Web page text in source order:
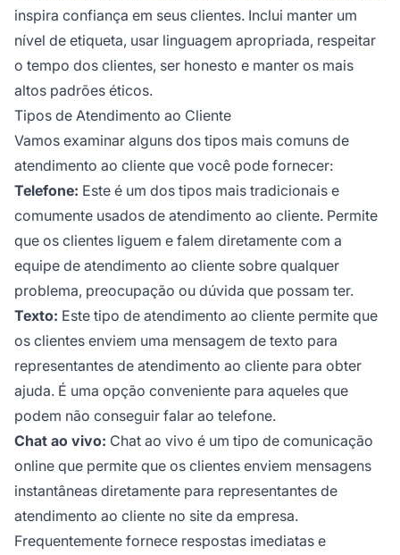
inspira confiança em seus clientes. Inclui manter um
nível de etiqueta, usar linguagem apropriada, respeitar
o tempo dos clientes, ser honesto e manter os mais
altos padrões éticos.
Tipos de Atendimento ao Cliente
Vamos examinar alguns dos tipos mais comuns de
atendimento ao cliente que você pode fornecer:
Telefone: Este é um dos tipos mais tradicionais e
comumente usados de atendimento ao cliente. Permite
que os clientes liguem e falem diretamente com a
equipe de atendimento ao cliente sobre qualquer
problema, preocupação ou dúvida que possam ter.
Texto: Este tipo de atendimento ao cliente permite que
os clientes enviem uma mensagem de texto para
representantes de atendimento ao cliente para obter
ajuda. É uma opção conveniente para aqueles que
podem não conseguir falar ao telefone.
Chat ao vivo: Chat ao vivo é um tipo de comunicação
online que permite que os clientes enviem mensagens
instantâneas diretamente para representantes de
atendimento ao cliente no site da empresa.
Frequentemente fornece respostas imediatas e